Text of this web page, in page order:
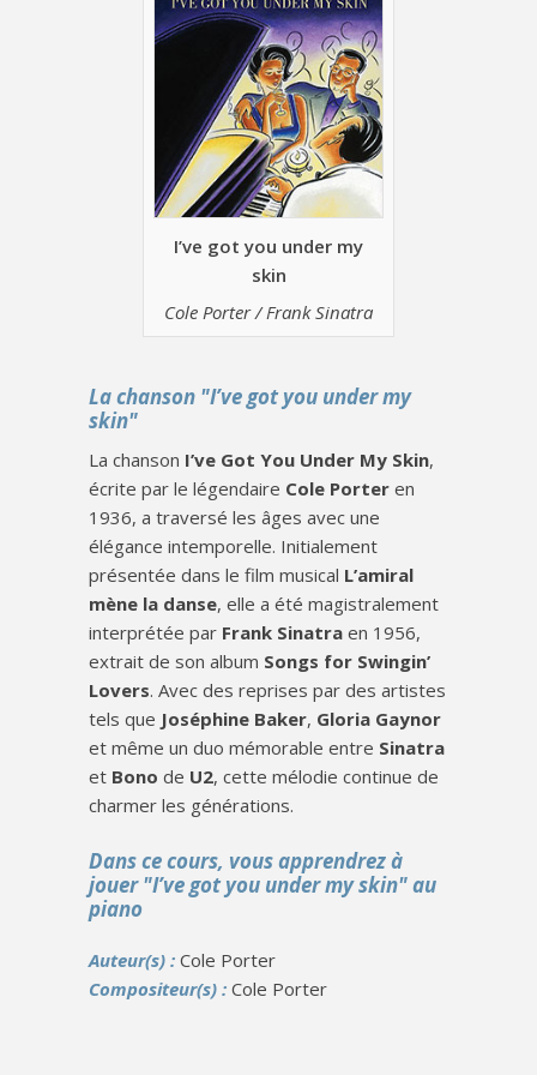
I’ve got you under my
skin
Cole Porter / Frank Sinatra
La chanson "I’ve got you under my
skin"
La chanson I’ve Got You Under My Skin,
écrite par le légendaire Cole Porter en
1936, a traversé les âges avec une
élégance intemporelle. Initialement
présentée dans le film musical L’amiral
mène la danse, elle a été magistralement
interprétée par Frank Sinatra en 1956,
extrait de son album Songs for Swingin’
Lovers. Avec des reprises par des artistes
tels que Joséphine Baker, Gloria Gaynor
et même un duo mémorable entre Sinatra
et Bono de U2, cette mélodie continue de
charmer les générations.
Dans ce cours, vous apprendrez à
jouer "I’ve got you under my skin" au
piano
Auteur(s) : Cole Porter
Compositeur(s) : Cole Porter